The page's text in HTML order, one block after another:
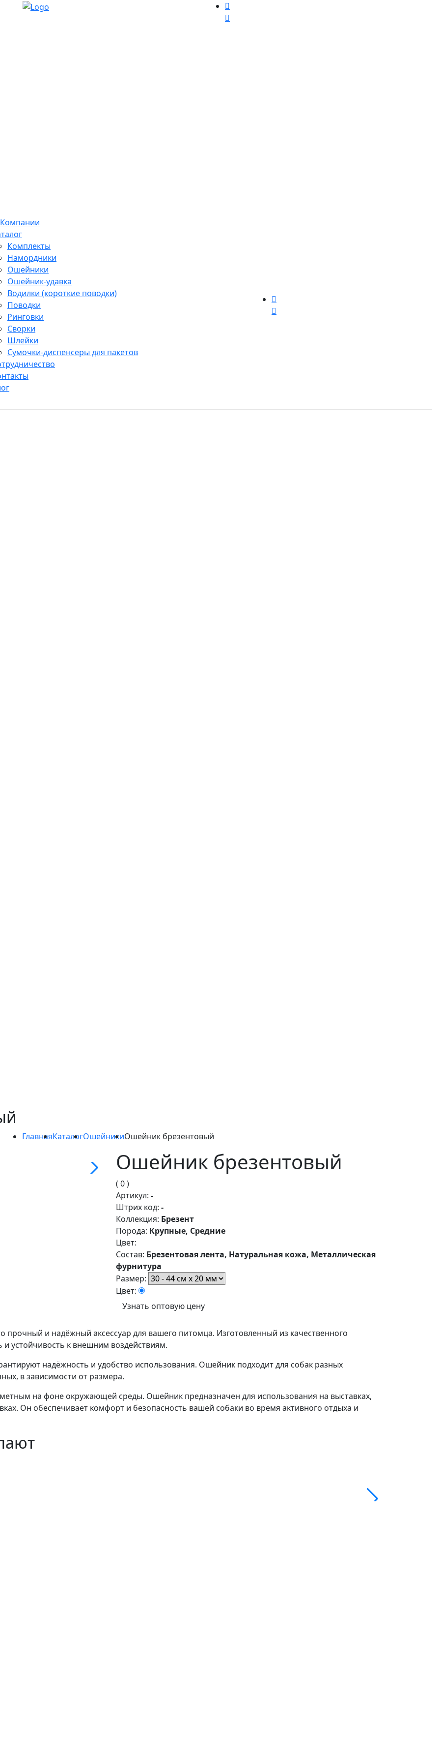
Комплекты
Намордники
Ошейники
Ошейник-удавка
Водилки (короткие поводки)
Поводки
Ринговки
Сворки
Шлейки
Сумочки-диспенсеры для пакетов
ГлавнаяКаталогОшейникиОшейник брезентовый
Ошейник брезентовый
( 0 )
Артикул: -
Штрих код: -
Коллекция: Брезент
Порода: Крупные, Средние
Цвет:
Состав: Брезентовая лента, Натуральная кожа, Металлическая
фурнитура
Размер:
Цвет:
Узнать оптовую цену
и надёжный аксессуар для вашего питомца. Изготовленный из качественного
и устойчивость к внешним воздействиям.
надёжность и удобство использования. Ошейник подходит для собак разных
в зависимости от размера.
на фоне окружающей среды. Ошейник предназначен для использования на выставках,
Он обеспечивает комфорт и безопасность вашей собаки во время активного отдыха и